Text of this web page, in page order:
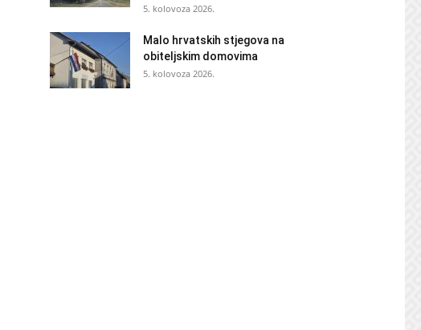
5. kolovoza 2026.
Malo hrvatskih stjegova na
obiteljskim domovima
5. kolovoza 2026.